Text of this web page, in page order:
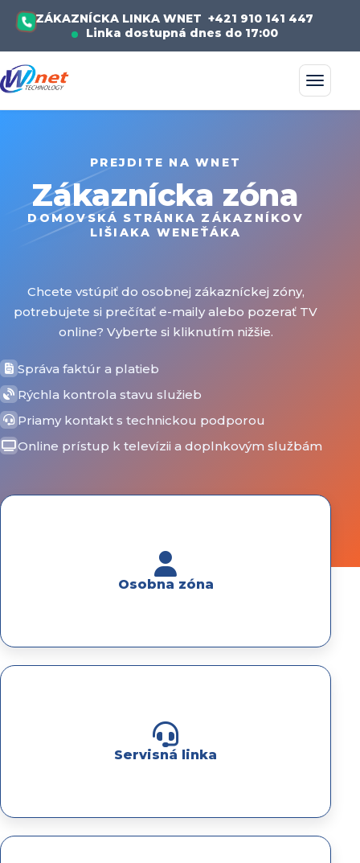
ZÁKAZNÍCKA LINKA WNET+421 910 141 447
Linka dostupná dnes do 17:00
PREJDITE NA WNET
Zákaznícka zóna
DOMOVSKÁ STRÁNKA ZÁKAZNÍKOV
LIŠIAKA WENEŤÁKA
Chcete vstúpiť do osobnej zákazníckej zóny,
potrebujete si prečítať e-maily alebo pozerať TV
online? Vyberte si kliknutím nižšie.
Správa faktúr a platieb
Rýchla kontrola stavu služieb
Priamy kontakt s technickou podporou
Online prístup k televízii a doplnkovým službám
Osobna zóna
Servisná linka